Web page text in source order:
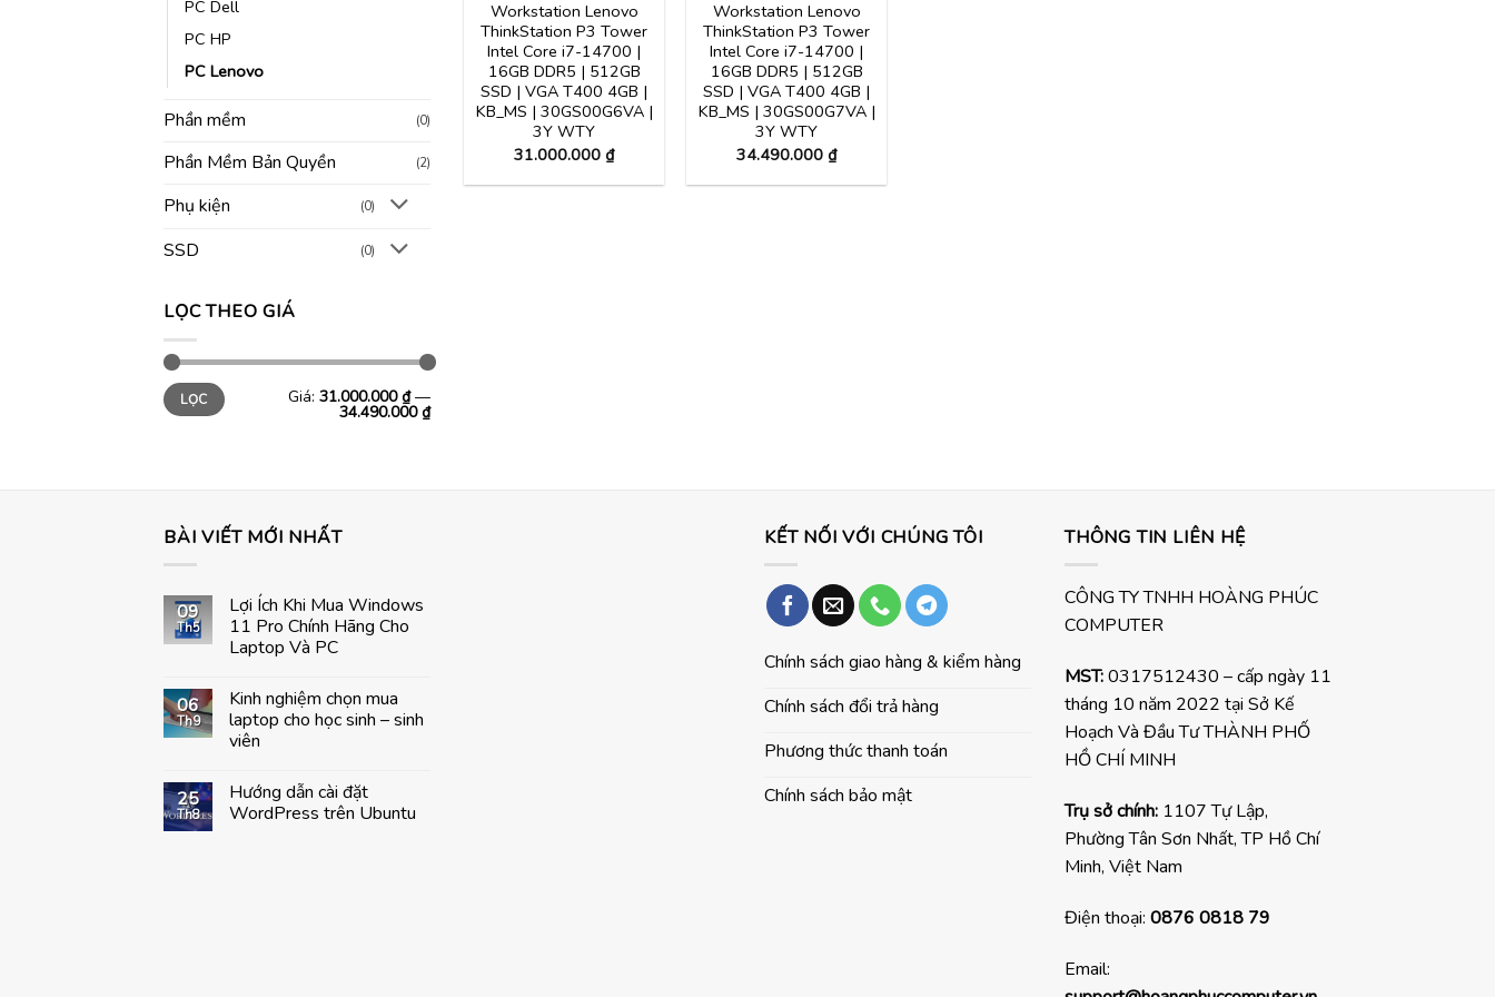
PC Dell
PC HP
PC Lenovo
Phần mềm (0)
Phần Mềm Bản Quyền (2)
Phụ kiện (0)
SSD (0)
LỌC THEO GIÁ
Giá
tối
thiểu
Giá
tối
đa
LỌC Giá: 31.000.000 ₫—
34.490.000 ₫
Workstation Lenovo
ThinkStation P3 Tower
Intel Core i7-14700 |
16GB DDR5 | 512GB
SSD | VGA T400 4GB |
KB_MS | 30GS00G6VA |
3Y WTY
31.000.000 ₫
Workstation Lenovo
ThinkStation P3 Tower
Intel Core i7-14700 |
16GB DDR5 | 512GB
SSD | VGA T400 4GB |
KB_MS | 30GS00G7VA |
3Y WTY
34.490.000 ₫
BÀI VIẾT MỚI NHẤT
09
Th5
Lợi Ích Khi Mua Windows
11 Pro Chính Hãng Cho
Laptop Và PC
bình
luận
ở
Lợi
Mua
Windows
11
06
Th9
Kinh nghiệm chọn mua
laptop cho học sinh – sinh
viên
bình
luận
ở
25
Th8
Hướng dẫn cài đặt
WordPress trên Ubuntu
KẾT NỐI VỚI CHÚNG TÔI
Chính sách giao hàng & kiểm hàng
Chính sách đổi trả hàng
Phương thức thanh toán
Chính sách bảo mật
THÔNG TIN LIÊN HỆ
CÔNG TY TNHH HOÀNG PHÚC
COMPUTER
MST:0317512430 – cấp ngày 11
tháng 10 năm 2022 tại Sở Kế
Hoạch Và Đầu Tư THÀNH PHỐ
HỒ CHÍ MINH
Trụ sở chính: 1107 Tự Lập,
Phường Tân Sơn Nhất, TP Hồ Chí
Minh, Việt Nam
Điện thoại: 0876 0818 79
Email: